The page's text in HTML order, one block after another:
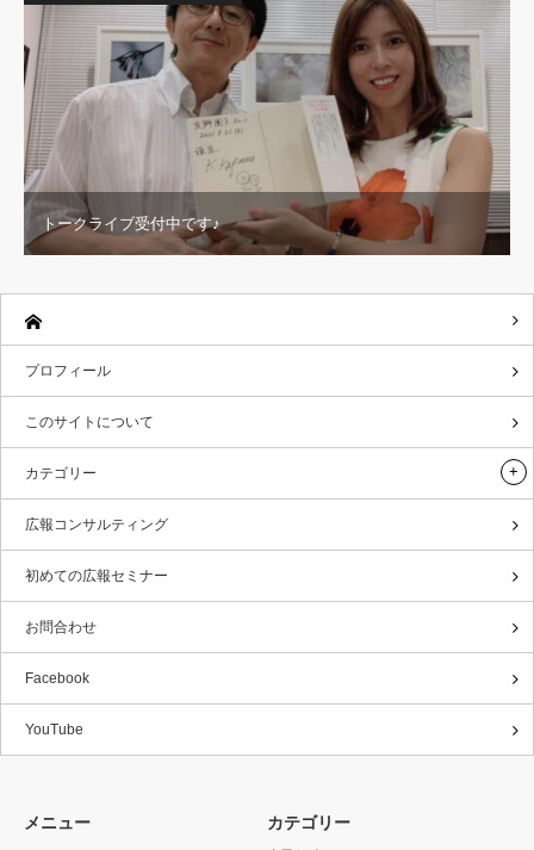
トークライブ受付中です♪
プロフィール
このサイトについて
カテゴリー
広報コンサルティング
初めての広報セミナー
お問合わせ
Facebook
YouTube
メニュー カテゴリー